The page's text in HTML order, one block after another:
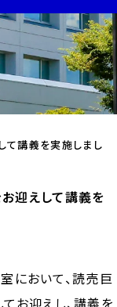
講義を実施しまし
迎えして講義を
において、読売巨